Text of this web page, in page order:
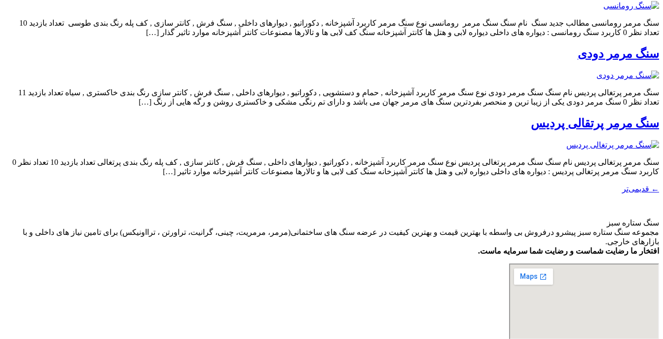
سنگ مرمر رومانسی مطالب جدید سنگ نام سنگ سنگ مرمر رومانسی نوع سنگ مرمر کاربرد آشپزخانه , دکوراتیو , دیوارهای داخلی , سنگ فرش , کانتر سازی , کف پله رنگ بندی طوسی تعداد بازدید 10
تعداد نظر 0 کاربرد سنگ رومانسی : دیواره های داخلی دیواره لابی و هتل ها کانتر آشپزخانه سنگ کف لابی ها و تالارها مصنوعات کانتر آشپزخانه موارد تاثیر گذار […]
سنگ مرمر دودی
سنگ مرمر پرتغالی پردیس نام سنگ سنگ مرمر دودی نوع سنگ مرمر کاربرد آشپزخانه , حمام و دستشویی , دکوراتیو , دیوارهای داخلی , سنگ فرش , کانتر سازی رنگ بندی خاکستری , سیاه تعداد بازدید 11
تعداد نظر 0 سنگ مرمر دودی یکی از زیبا ترین و منحصر بفردترین سنگ های مرمر جهان می باشد و دارای تم رنگی مشکی و خاکستری روشن و رگه هایی از رنگ […]
سنگ مرمر پرتقالی پردیس
سنگ مرمر پرتغالی پردیس نام سنگ سنگ مرمر پرتغالی پردیس نوع سنگ مرمر کاربرد آشپزخانه , دکوراتیو , دیوارهای داخلی , سنگ فرش , کانتر سازی , کف پله رنگ بندی پرتغالی تعداد بازدید 10 تعداد نظر 0
کاربرد سنگ مرمر پرتغالی پردیس : دیواره های داخلی دیواره لابی و هتل ها کانتر آشپزخانه سنگ کف لابی ها و تالارها مصنوعات کانتر آشپزخانه موارد تاثیر […]
← قدیمی‌تر
سنگ ستاره سبز
مجموعه سنگ ستاره سبز پیشرو درفروش بی واسطه با بهترین قیمت و بهترین کیفیت در عرضه سنگ های ساختمانی(مرمر، مرمریت، چینی، گرانیت، تراورتن ، ترااونیکس) برای تامین نیاز های داخلی و با
بازارهای خارجی.
افتخار ما رضایت شماست و رضایت شما سرمایه ماست.